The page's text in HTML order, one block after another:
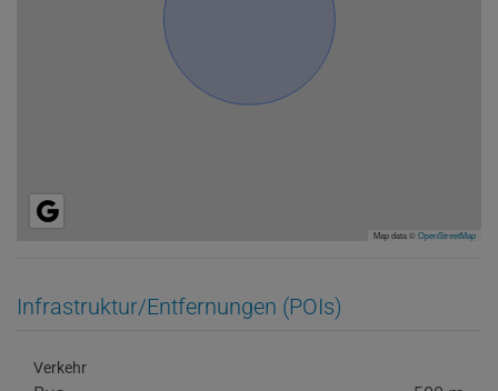
Map data ©OpenStreetMap
Infrastruktur/Entfernungen (POIs)
Verkehr